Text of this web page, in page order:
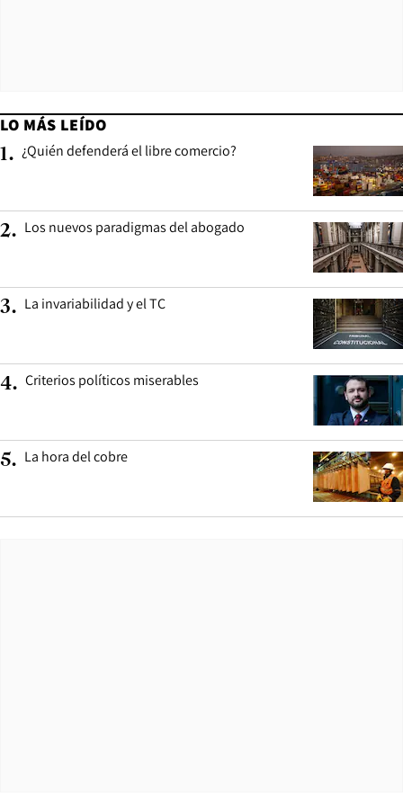
LO MÁS LEÍDO
1. ¿Quién defenderá el libre comercio?
2. Los nuevos paradigmas del abogado
3. La invariabilidad y el TC
4. Criterios políticos miserables
5. La hora del cobre